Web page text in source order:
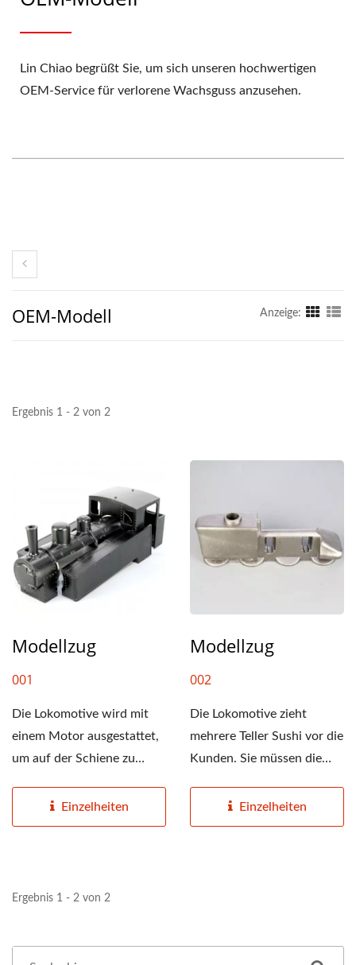
Lin Chiao begrüßt Sie, um sich unseren hochwertigen
OEM-Service für verlorene Wachsguss anzusehen.
OEM-Modell Anzeige:
Ergebnis 1 - 2 von 2
Modellzug
001
Die Lokomotive wird mit
einem Motor ausgestattet,
um auf der Schiene zu
Einzelheiten
Modellzug
002
Die Lokomotive zieht
mehrere Teller Sushi vor die
Kunden. Sie müssen die
Einzelheiten
Ergebnis 1 - 2 von 2